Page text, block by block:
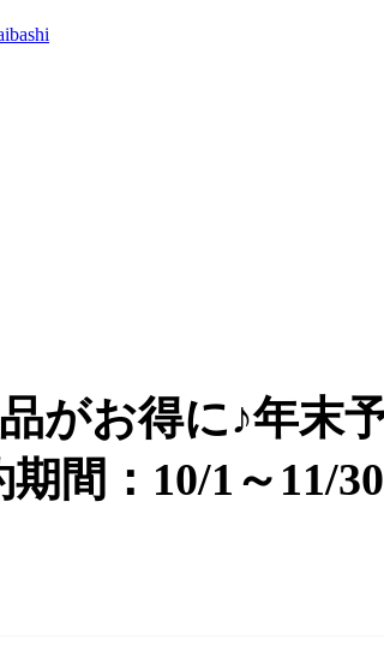
がお得に♪年末
間：10/1～11/30